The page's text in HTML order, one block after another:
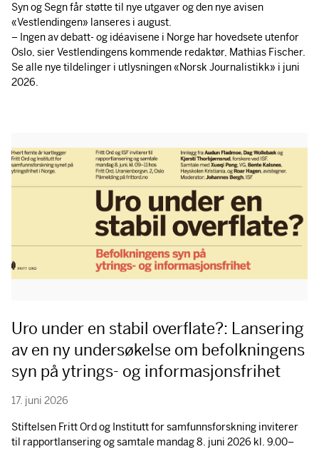
Syn og Segn får støtte til nye utgaver og den nye avisen
«Vestlendingen» lanseres i august.
– Ingen av debatt- og idéavisene i Norge har hovedsete utenfor
Oslo, sier Vestlendingens kommende redaktør, Mathias Fischer.
Se alle nye tildelinger i utlysningen «Norsk Journalistikk» i juni
2026.
Uro under en stabil overflate?: Lansering
av en ny undersøkelse om befolkningens
syn på ytrings- og informasjonsfrihet
17. juni 2026
Stiftelsen Fritt Ord og Institutt for samfunnsforskning inviterer
til rapportlansering og samtale mandag 8. juni 2026 kl. 9.00–